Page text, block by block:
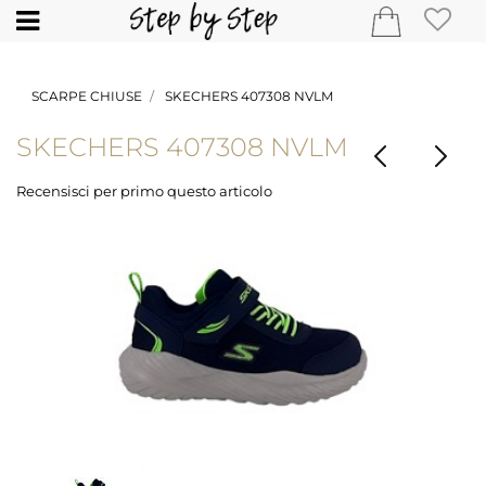
Open
SCARPE CHIUSE SKECHERS 407308 NVLM
SKECHERS 407308 NVLM
Recensisci per primo questo articolo